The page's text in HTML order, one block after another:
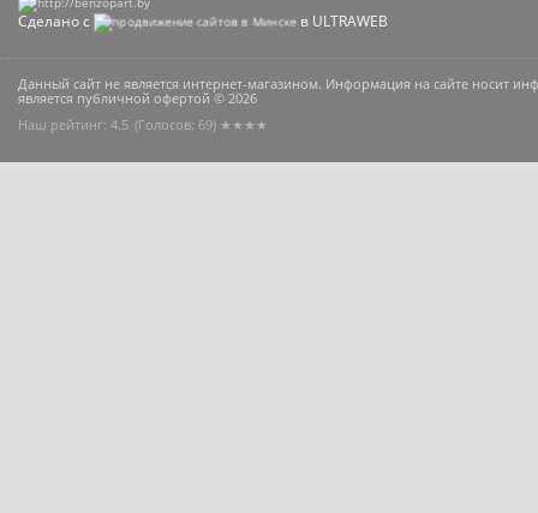
Сделано с в ULTRAWEB
Данный сайт не является интернет-магазином. Информация на сайте носит
является публичной офертой © 2026
Наш рейтинг: 4.5 (Голосов: 69) ★★★★